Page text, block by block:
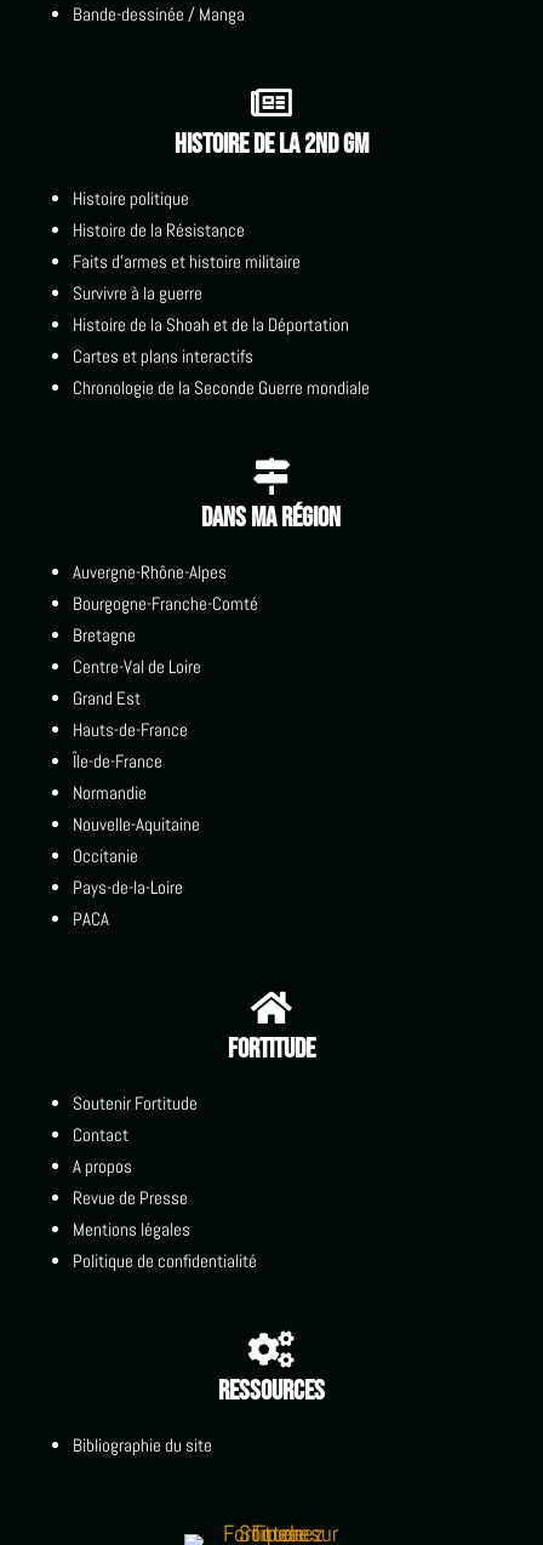
Bande-dessinée / Manga

Histoire de la 2nd GM
Histoire politique
Histoire de la Résistance
Faits d'armes et histoire militaire
Survivre à la guerre
Histoire de la Shoah et de la Déportation
Cartes et plans interactifs
Chronologie de la Seconde Guerre mondiale

Dans ma région
Auvergne-Rhône-Alpes
Bourgogne-Franche-Comté
Bretagne
Centre-Val de Loire
Grand Est
Hauts-de-France
Île-de-France
Normandie
Nouvelle-Aquitaine
Occitanie
Pays-de-la-Loire
PACA

Fortitude
Soutenir Fortitude
Contact
A propos
Revue de Presse
Mentions légales
Politique de confidentialité

Ressources
Bibliographie du site